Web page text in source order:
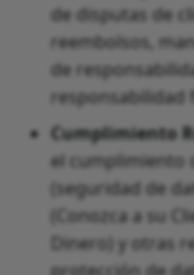
de disputas de
reembolsos,
de
responsabilidad
Cumplimiento
el cumplimiento
(seguridad de
(Conozca a su
Dinero) y otras